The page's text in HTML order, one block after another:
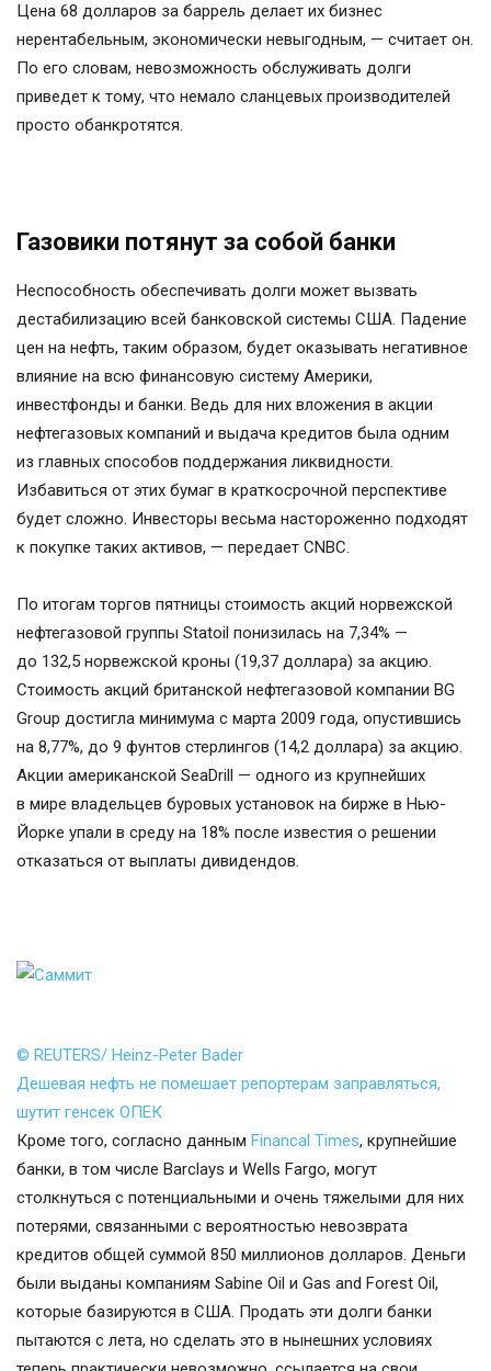
Цена 68 долларов за баррель делает их бизнес
нерентабельным, экономически невыгодным, — считает он.
По его словам, невозможность обслуживать долги
приведет к тому, что немало сланцевых производителей
просто обанкротятся.
Газовики потянут за собой банки
Неспособность обеспечивать долги может вызвать
дестабилизацию всей банковской системы США. Падение
цен на нефть, таким образом, будет оказывать негативное
влияние на всю финансовую систему Америки,
инвестфонды и банки. Ведь для них вложения в акции
нефтегазовых компаний и выдача кредитов была одним
из главных способов поддержания ликвидности.
Избавиться от этих бумаг в краткосрочной перспективе
будет сложно. Инвесторы весьма настороженно подходят
к покупке таких активов, — передает CNBC.
По итогам торгов пятницы стоимость акций норвежской
нефтегазовой группы Statoil понизилась на 7,34% —
до 132,5 норвежской кроны (19,37 доллара) за акцию.
Стоимость акций британской нефтегазовой компании BG
Group достигла минимума с марта 2009 года, опустившись
на 8,77%, до 9 фунтов стерлингов (14,2 доллара) за акцию.
Акции американской SeaDrill — одного из крупнейших
в мире владельцев буровых установок на бирже в Нью-
Йорке упали в среду на 18% после известия о решении
отказаться от выплаты дивидендов.
© REUTERS/ Heinz-Peter Bader
Дешевая нефть не помешает репортерам заправляться,
шутит генсек ОПЕК
Кроме того, согласно данным Financal Times, крупнейшие
банки, в том числе Barclays и Wells Fargo, могут
столкнуться с потенциальными и очень тяжелыми для них
потерями, связанными с вероятностью невозврата
кредитов общей суммой 850 миллионов долларов. Деньги
были выданы компаниям Sabine Oil и Gas and Forest Oil,
которые базируются в США. Продать эти долги банки
пытаются с лета, но сделать это в нынешних условиях